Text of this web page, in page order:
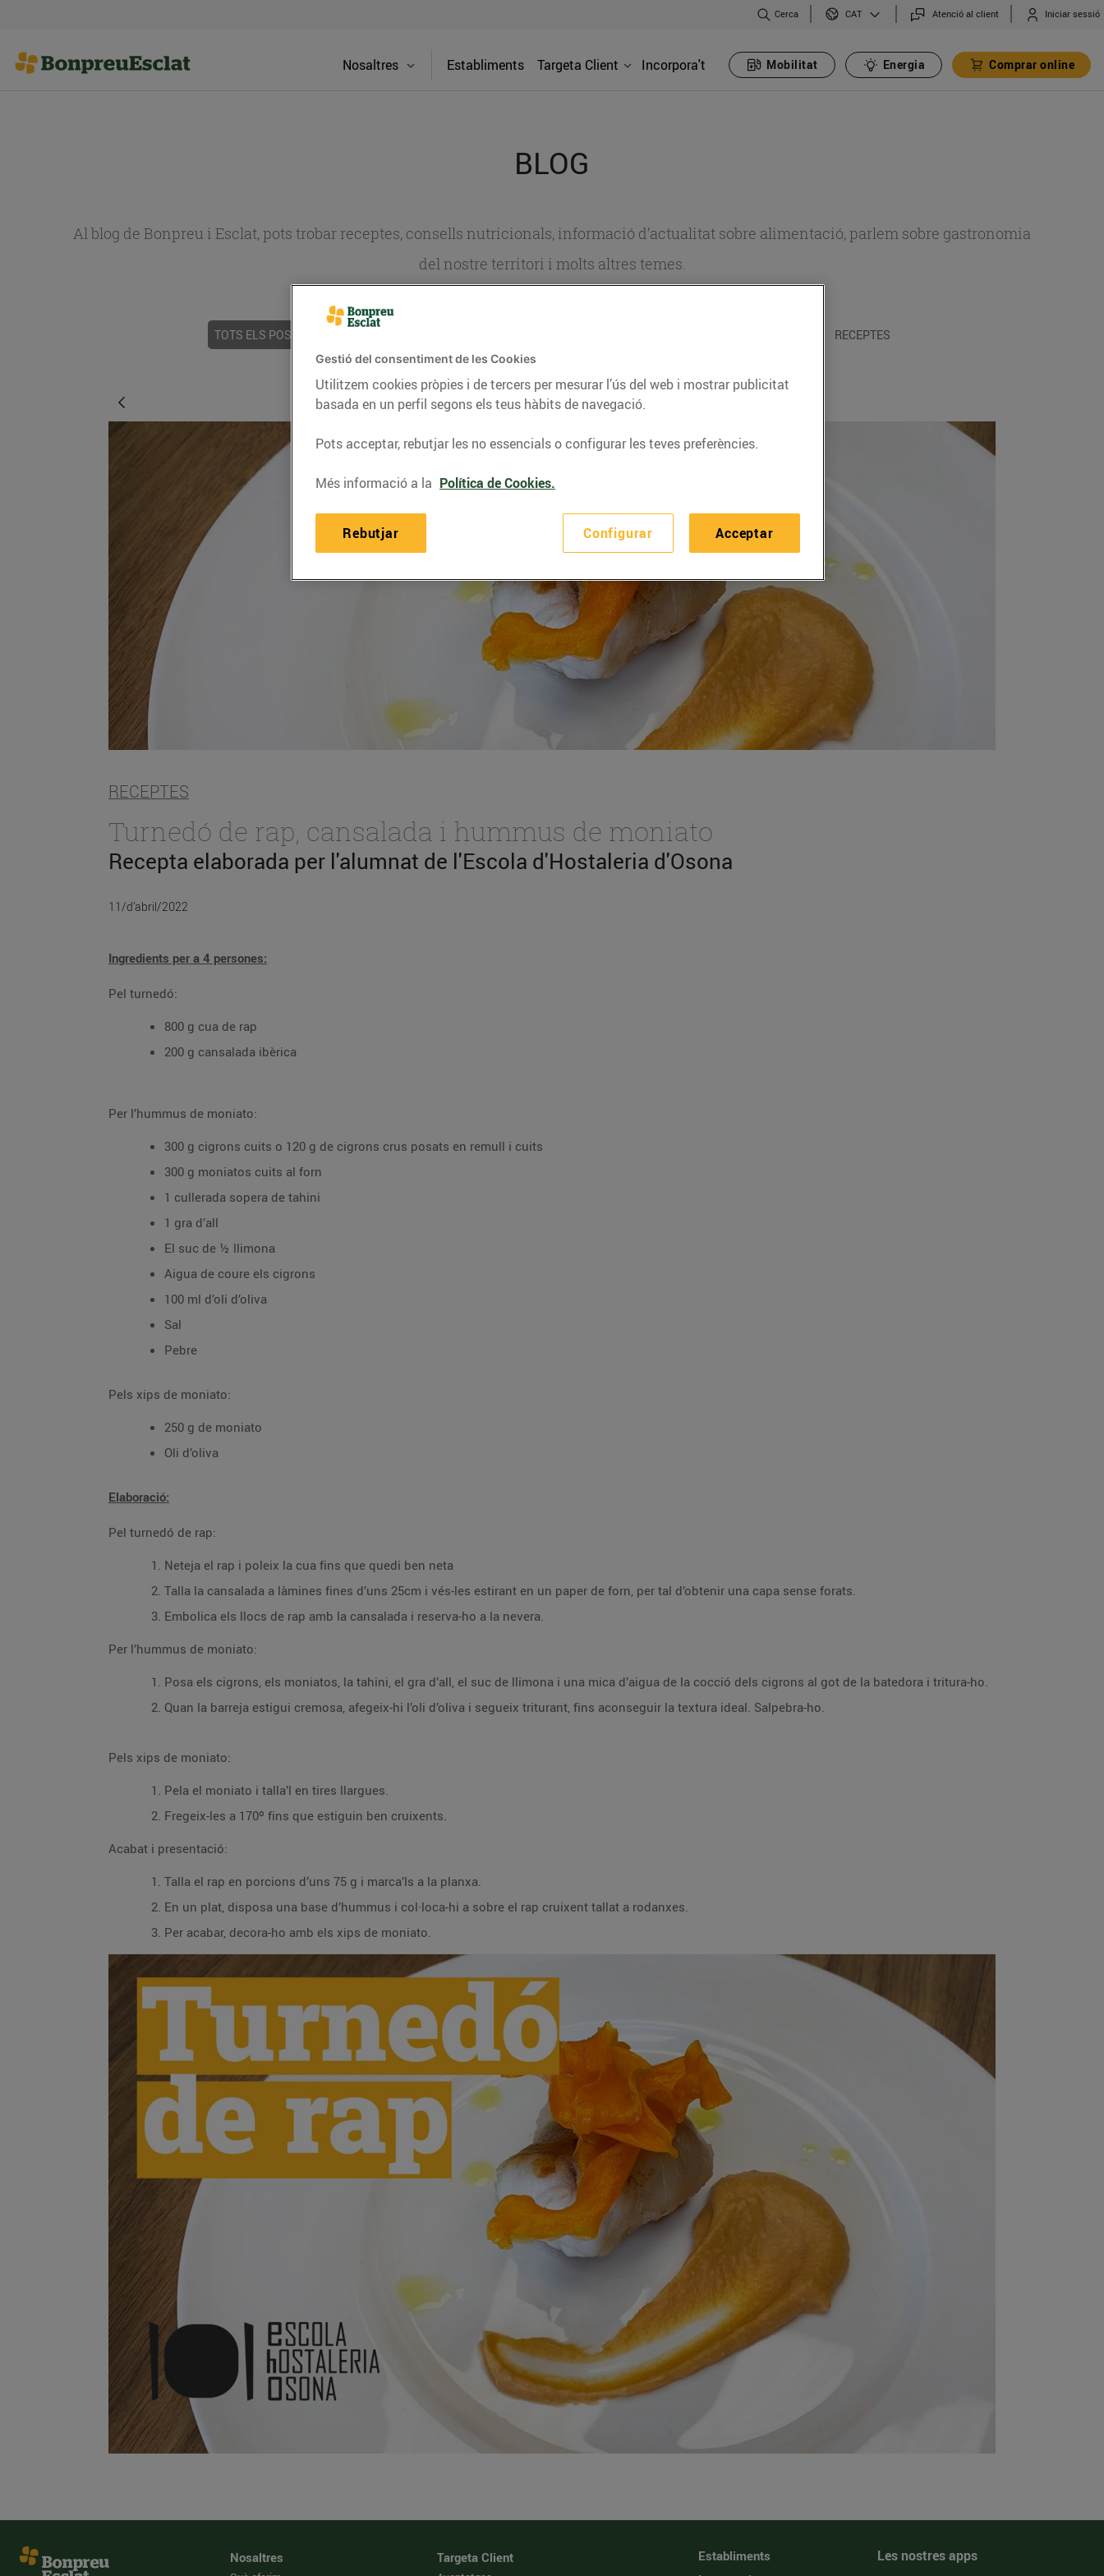
Cerca CAT Atenció al client Iniciar sessió
Nosaltres Establiments Targeta Client Incorpora't Mobilitat Energia Comprar online
BLOG
Al blog de Bonpreu i Esclat, pots trobar receptes, consells nutricionals, informació d’actualitat sobre alimentació, parlem sobre gastronomia
del nostre territori i molts altres temes.
TOTS ELS POSTS RECEPTES
RECEPTES
Turnedó de rap, cansalada i hummus de moniato
Recepta elaborada per l'alumnat de l'Escola d'Hostaleria d'Osona
11/d’abril/2022
Ingredients per a 4 persones:
Pel turnedó:
800 g cua de rap
200 g cansalada ibèrica
Per l’hummus de moniato:
300 g cigrons cuits o 120 g de cigrons crus posats en remull i cuits
300 g moniatos cuits al forn
1 cullerada sopera de tahini
1 gra d’all
El suc de ½ llimona
Aigua de coure els cigrons
100 ml d’oli d’oliva
Sal
Pebre
Pels xips de moniato:
250 g de moniato
Oli d’oliva
Elaboració:
Pel turnedó de rap:
Neteja el rap i poleix la cua fins que quedi ben neta
Talla la cansalada a làmines fines d’uns 25cm i vés-les estirant en un paper de forn, per tal d’obtenir una capa sense forats.
Embolica els llocs de rap amb la cansalada i reserva-ho a la nevera.
Per l’hummus de moniato:
Posa els cigrons, els moniatos, la tahini, el gra d’all, el suc de llimona i una mica d’aigua de la cocció dels cigrons al got de la batedora i tritura-ho.
Quan la barreja estigui cremosa, afegeix-hi l’oli d’oliva i segueix triturant, fins aconseguir la textura ideal. Salpebra-ho.
Pels xips de moniato:
Pela el moniato i talla’l en tires llargues.
Fregeix-les a 170º fins que estiguin ben cruixents.
Acabat i presentació:
Talla el rap en porcions d’uns 75 g i marca’ls a la planxa.
En un plat, disposa una base d’hummus i col·loca-hi a sobre el rap cruixent tallat a rodanxes.
Per acabar, decora-ho amb els xips de moniato.
Nosaltres Targeta Client
Establiments
Les nostres apps
Gestió del consentiment de les Cookies
Utilitzem cookies pròpies i de tercers per mesurar l’ús del web i mostrar publicitat
basada en un perfil segons els teus hàbits de navegació.
Pots acceptar, rebutjar les no essencials o configurar les teves preferències.
Més informació a la Política de Cookies.
Configurar
Rebutjar Acceptar